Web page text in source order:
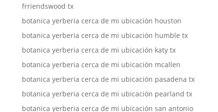
frriendswood tx
botanica yerberia cerca de mi ubicación houston
botanica yerberia cerca de mi ubicación humble tx
botanica yerberia cerca de mi ubicación katy tx
botanica yerberia cerca de mi ubicación mcallen
botanica yerberia cerca de mi ubicación pasadena tx
botanica yerberia cerca de mi ubicación pearland tx
botanica yerberia cerca de mi ubicación san antonio